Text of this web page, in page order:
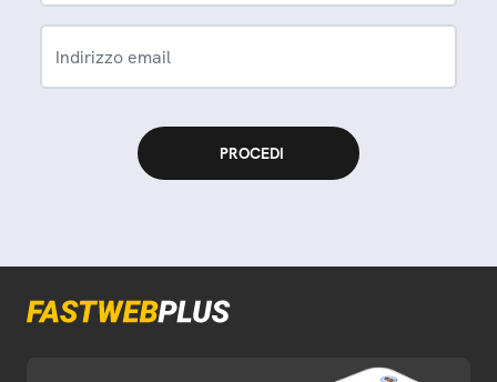
Indirizzo email